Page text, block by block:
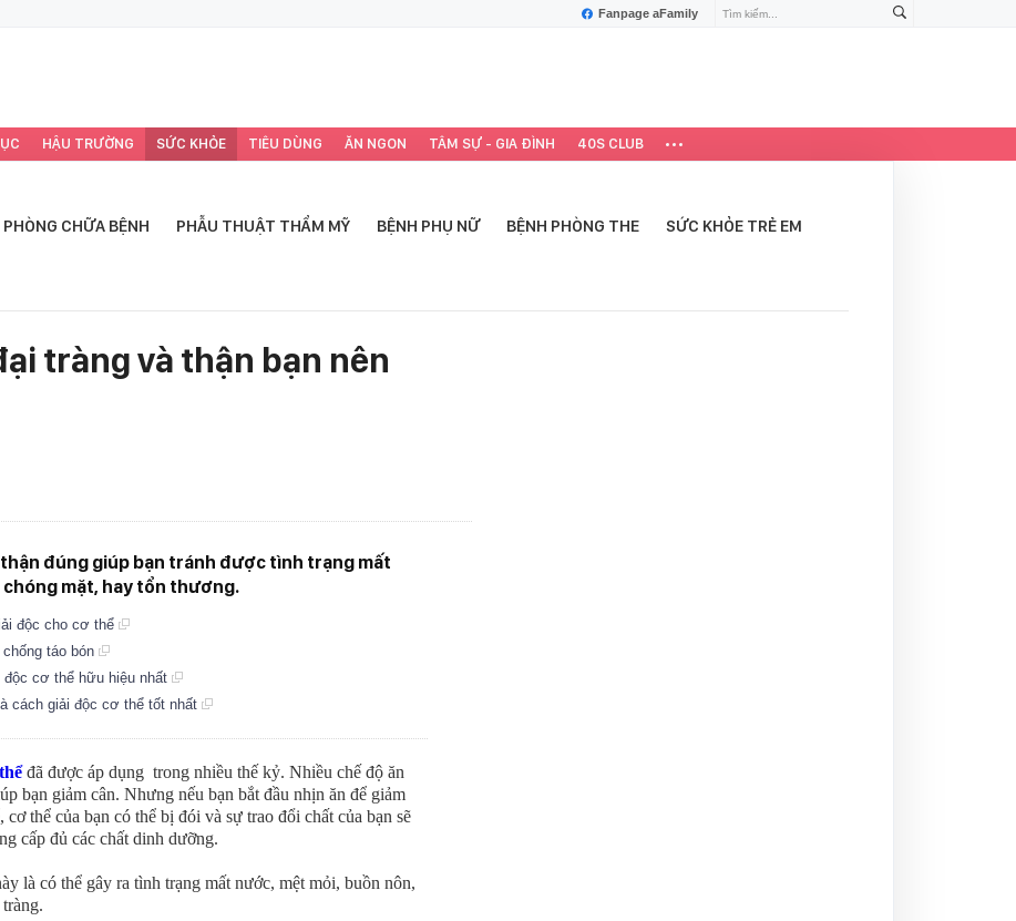
Fanpage aFamily
HẬU TRƯỜNG SỨC KHỎE TIÊU DÙNG ĂN NGON TÂM SỰ - GIA ĐÌNH 40S CLUB
PHÒNG CHỮA BỆNH PHẪU THUẬT THẨM MỸ BỆNH PHỤ NỮ BỆNH PHÒNG THE SỨC KHỎE TRẺ EM
tràng và thận bạn nên
thận đúng giúp bạn tránh được tình trạng mất
mặt, hay tổn thương.
độc cho cơ thể
táo bón
cơ thể hữu hiệu nhất
cách giải độc cơ thể tốt nhất
đã được áp dụng trong nhiều thế kỷ. Nhiều chế độ ăn
bạn giảm cân. Nhưng nếu bạn bắt đầu nhịn ăn để giảm
thể của bạn có thể bị đói và sự trao đổi chất của bạn sẽ
cấp đủ các chất dinh dưỡng.
là có thể gây ra tình trạng mất nước, mệt mỏi, buồn nôn,